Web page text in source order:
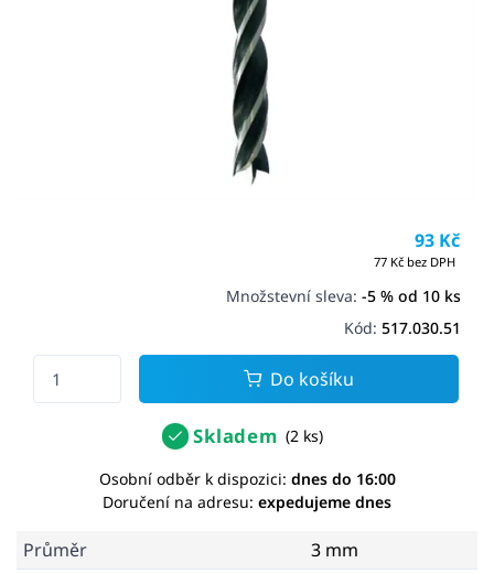
93 Kč
77 Kč bez DPH
Množstevní sleva: -5 % od 10 ks
Kód: 517.030.51
Do košíku
Skladem (2 ks)
Osobní odběr k dispozici: dnes do 16:00
Doručení na adresu: expedujeme dnes
Průměr
3 mm